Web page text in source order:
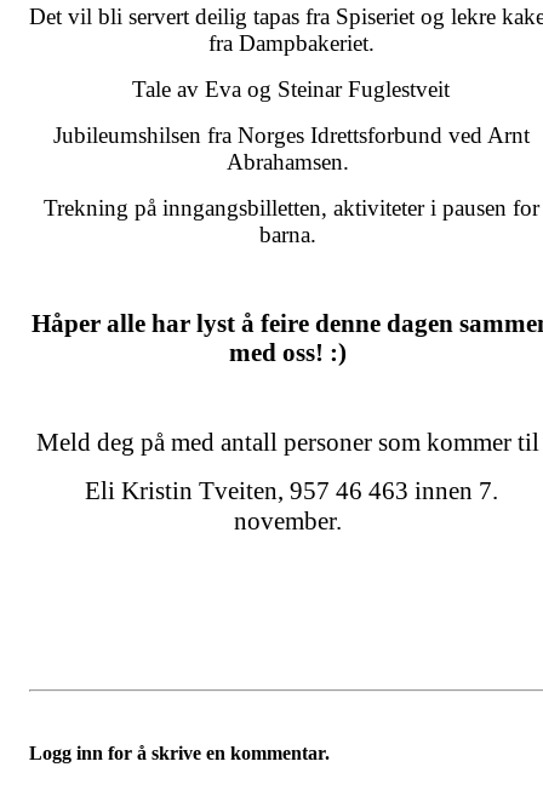
Det vil bli servert deilig tapas fra Spiseriet og lekre
fra Dampbakeriet.
Tale av Eva og Steinar Fuglestveit
Jubileumshilsen fra Norges Idrettsforbund ved Arnt
Abrahamsen.
Trekning på inngangsbilletten, aktiviteter i pausen for
barna.
Håper alle har lyst å feire denne dagen
med oss! :)
Meld deg på med antall personer som kommer
Eli Kristin Tveiten, 957 46 463 innen 7.
november.
Logg inn for å skrive en kommentar.